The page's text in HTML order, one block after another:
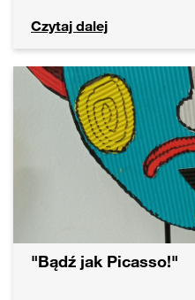
Czytaj dalej
"Bądź jak Picasso!"